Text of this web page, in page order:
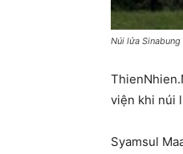
Núi lửa Sinabung
viện khi núi
Syamsul